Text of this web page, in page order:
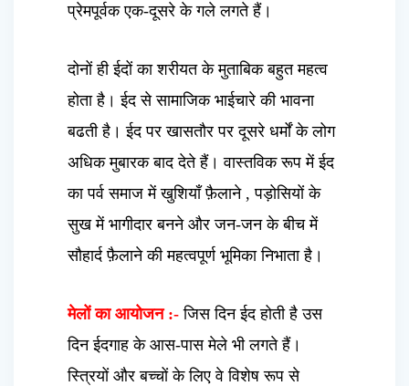
प्रेमपूर्वक एक-दूसरे के गले लगते हैं।
दोनों ही ईदों का शरीयत के मुताबिक बहुत महत्व
होता है। ईद से सामाजिक भाईचारे की भावना
बढती है। ईद पर खासतौर पर दूसरे धर्मों के लोग
अधिक मुबारक बाद देते हैं। वास्तविक रूप में ईद
का पर्व समाज में खुशियाँ फ़ैलाने , पड़ोसियों के
सुख में भागीदार बनने और जन-जन के बीच में
सौहार्द फ़ैलाने की महत्वपूर्ण भूमिका निभाता है।
मेलों का आयोजन :- जिस दिन ईद होती है उस
दिन ईदगाह के आस-पास मेले भी लगते हैं।
स्त्रियों और बच्चों के लिए वे विशेष रूप से